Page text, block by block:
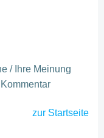
/ Ihre Meinung
zur Startseite